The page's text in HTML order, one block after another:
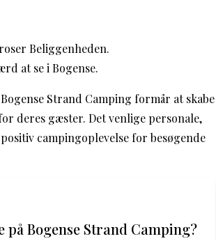
Beliggenheden.
at se i Bogense.
Strand Camping formår at skabe
deres gæster. Det venlige personale,
campingoplevelse for besøgende
Bogense Strand Camping?